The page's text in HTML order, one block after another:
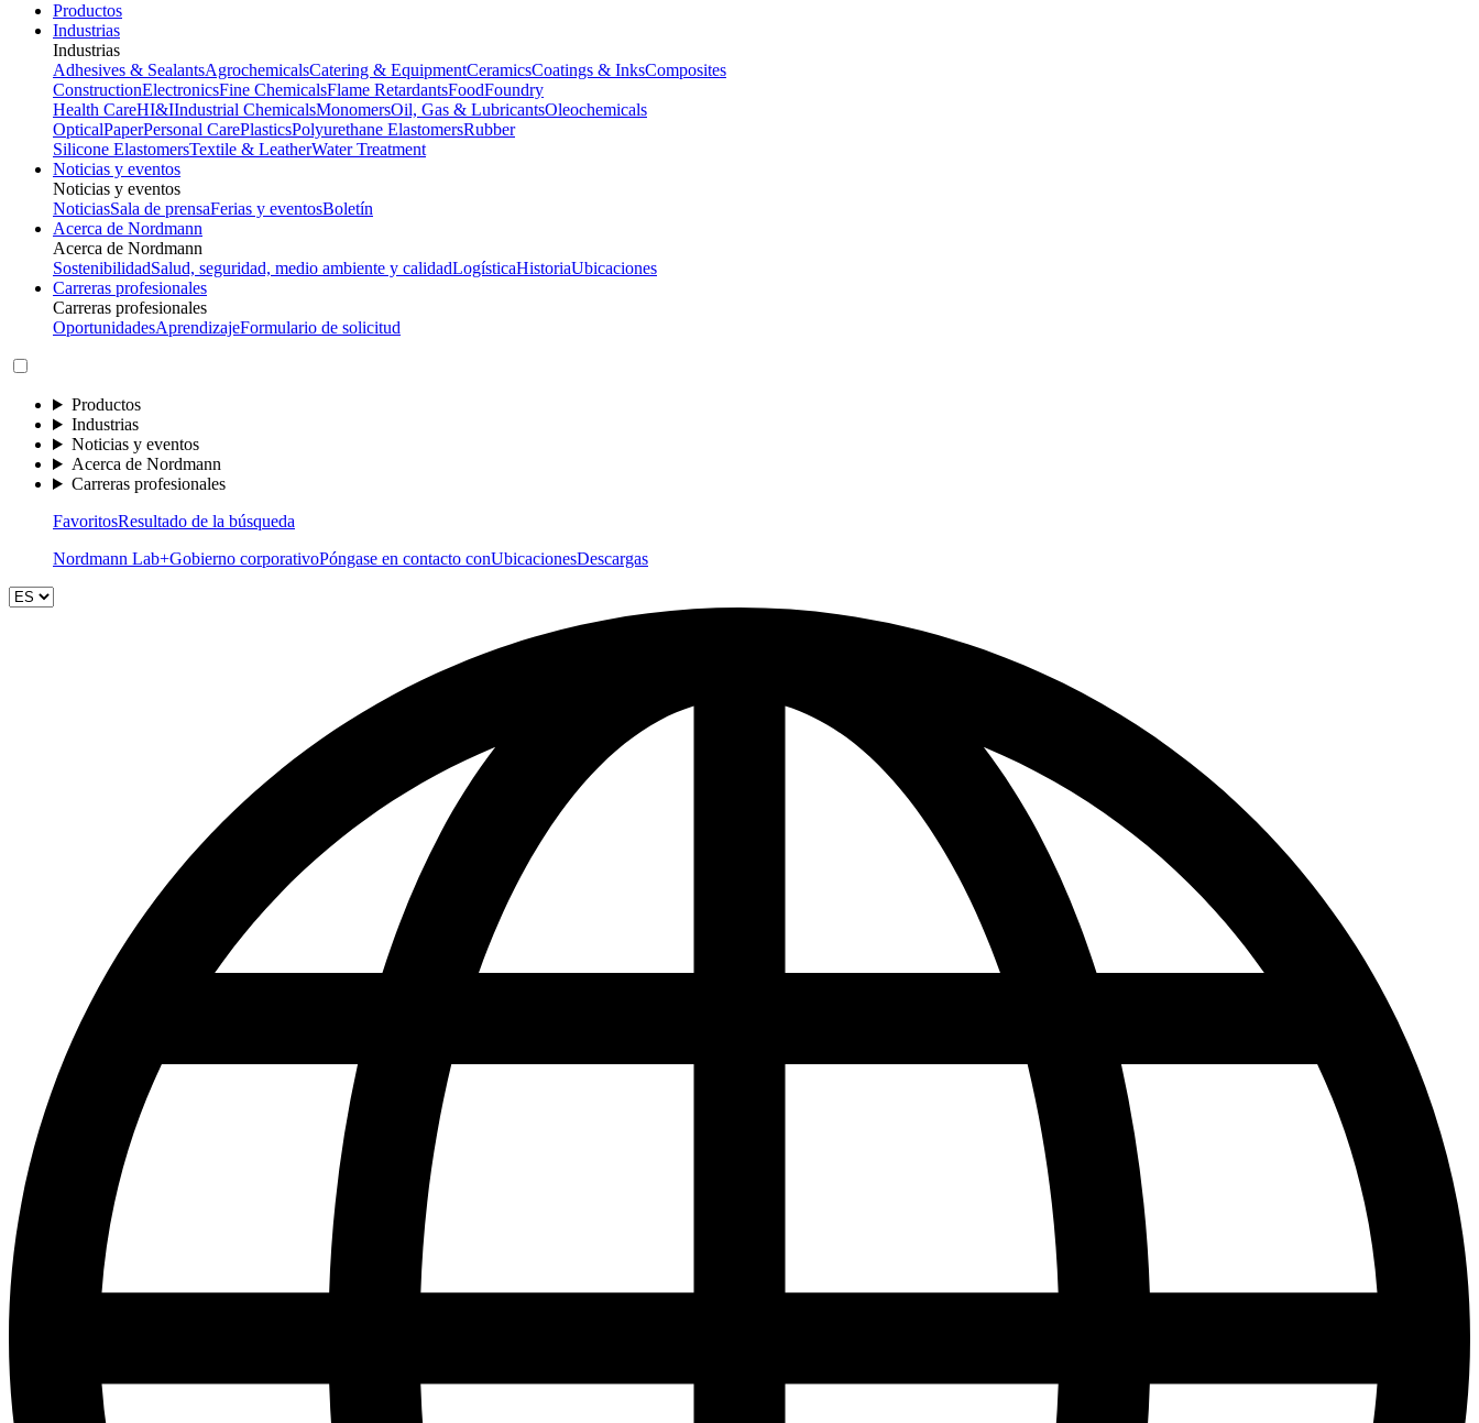
Productos
Industrias
Industrias
Adhesives & SealantsAgrochemicalsCatering & EquipmentCeramicsCoatings & InksComposites
ConstructionElectronicsFine ChemicalsFlame RetardantsFoodFoundry
Health CareHI&IIndustrial ChemicalsMonomersOil, Gas & LubricantsOleochemicals
OpticalPaperPersonal CarePlasticsPolyurethane ElastomersRubber
Silicone ElastomersTextile & LeatherWater Treatment
Noticias y eventos
Noticias y eventos
NoticiasSala de prensaFerias y eventosBoletín
Acerca de Nordmann
Acerca de Nordmann
SostenibilidadSalud, seguridad, medio ambiente y calidadLogísticaHistoriaUbicaciones
Carreras profesionales
Carreras profesionales
OportunidadesAprendizajeFormulario de solicitud
Productos
Industrias
Noticias y eventos
Acerca de Nordmann
Carreras profesionales
FavoritosResultado de la búsqueda
Nordmann Lab+Gobierno corporativoPóngase en contacto conUbicacionesDescargas